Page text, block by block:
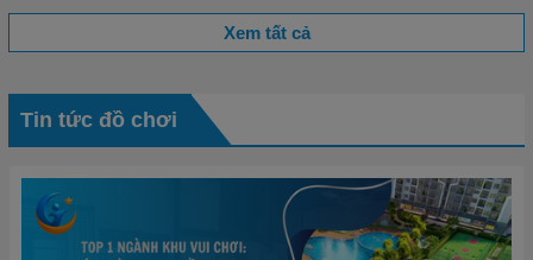
Xem tất cả
Tin tức đồ chơi